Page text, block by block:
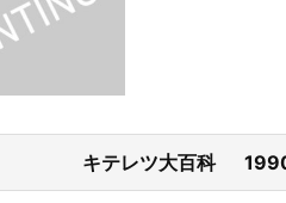
キテレツ大百科